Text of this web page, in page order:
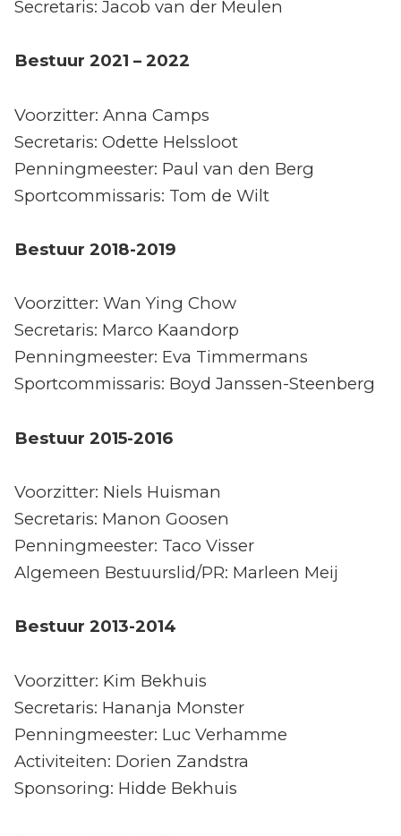
Secretaris: Jacob van der Meulen
Bestuur 2021 – 2022
Voorzitter: Anna Camps
Secretaris: Odette Helssloot
Penningmeester: Paul van den Berg
Sportcommissaris: Tom de Wilt
Bestuur 2018-2019
Voorzitter: Wan Ying Chow
Secretaris: Marco Kaandorp
Penningmeester: Eva Timmermans
Sportcommissaris: Boyd Janssen-Steenberg
Bestuur 2015-2016
Voorzitter: Niels Huisman
Secretaris: Manon Goosen
Penningmeester: Taco Visser
Algemeen Bestuurslid/PR: Marleen Meij
Bestuur 2013-2014
Voorzitter: Kim Bekhuis
Secretaris: Hananja Monster
Penningmeester: Luc Verhamme
Activiteiten: Dorien Zandstra
Sponsoring: Hidde Bekhuis